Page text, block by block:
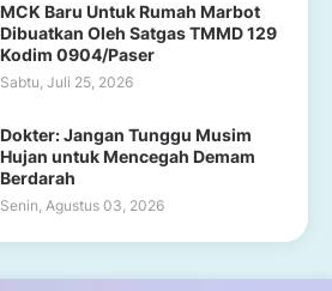
MCK Baru Untuk Rumah Marbot
Dibuatkan Oleh Satgas TMMD 129
Kodim 0904/Paser
Sabtu, Juli 25, 2026
Dokter: Jangan Tunggu Musim
Hujan untuk Mencegah Demam
Berdarah
Senin, Agustus 03, 2026